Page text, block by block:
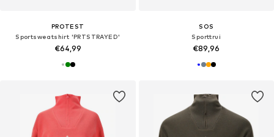
PROTEST
Sportsweatshirt 'PRTSTRAYED'
€64,99
SOS
Sporttrui
€89,96